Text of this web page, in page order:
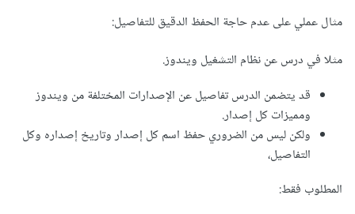
مثال عملي على عدم حاجة الحفظ الدقيق للتفاصيل:
مثلا في درس عن نظام التشغيل ويندوز.
قد يتضمن الدرس تفاصيل عن الإصدارات المختلفة من ويندوز
ومميزات كل إصدار.
ولكن ليس من الضروري حفظ اسم كل إصدار وتاريخ إصداره وكل
التفاصيل،
المطلوب فقط: